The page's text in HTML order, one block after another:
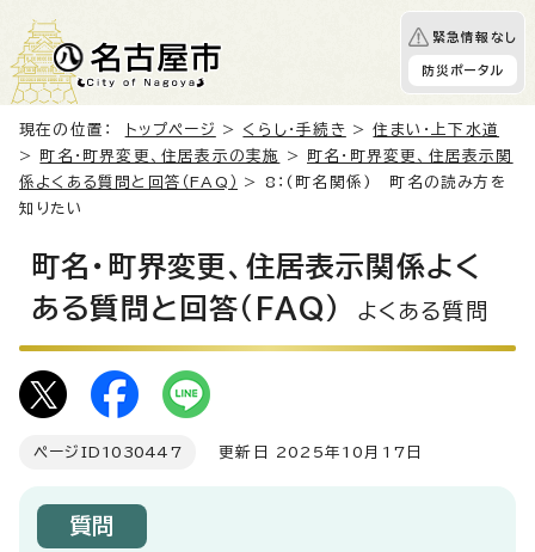
緊急情報なし
防災ポータル
現在の位置： トップページ > くらし・手続き >住まい・上下水道
>
町名・町界変更、住居表示の実施 >
町名・町界変更、住居表示関
係よくある質問と回答（FAQ）
> 8：(町名関係) 町名の読み方を
知りたい
町名・町界変更、住居表示関係よく
ある質問と回答（FAQ）
よくある質問
ページID 1030447 更新日 2025年10月17日
質問